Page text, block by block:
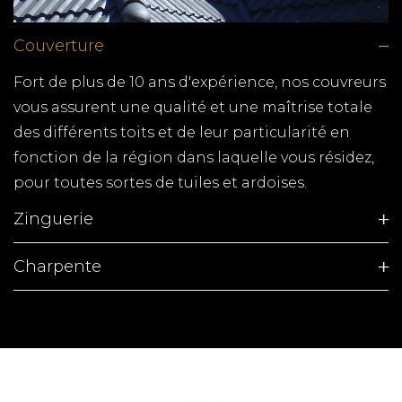
CUISINISTE SAINT SULPICE
DE ROYAN
TPG RENOVATION est spécialiste de la cuisine en
Charente-Maritime. Une gamme complète de
cuisine et des menuisiers qualifiés pour tous les
budgets.
MENUISIER CORME ECLUSE
TPG RENOVATION spécialiste de la pose de
tous autres travaux de menuiserie en Charente-
POSE DE FENETRE SAINT
Couverture
Fort de plus de 10 ans d'expérience, nos couvreurs
vous assurent une qualité et une maîtrise totale
des différents toits et de leur particularité en
fonction de la région dans laquelle vous résidez,
pour toutes sortes de tuiles et ardoises.
Zinguerie
Charpente